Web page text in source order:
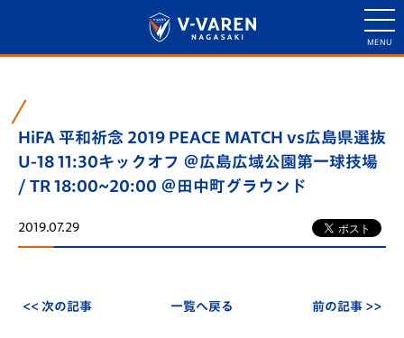
HiFA 平和祈念 2019 PEACE MATCH vs広島県選抜
U-18 11:30キックオフ ＠広島広域公園第一球技場
/ TR 18:00~20:00 ＠田中町グラウンド
2019.07.29
<< 次の記事 一覧へ戻る 前の記事 >>